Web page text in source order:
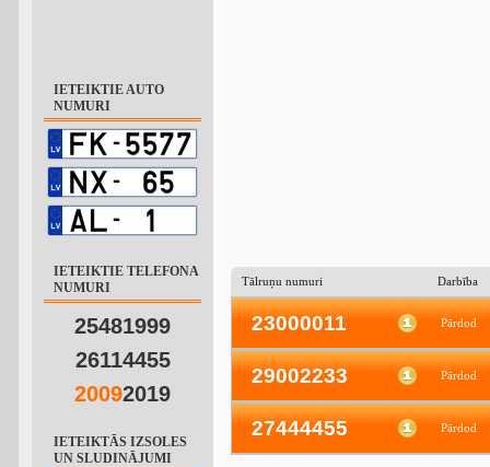
IETEIKTIE AUTO
NUMURI
IETEIKTIE TELEFONA
NUMURI
25481999
26114455
20092019
IETEIKTĀS IZSOLES
UN SLUDINĀJUMI
Tālruņu numuri Darbība
23000011 Pārdod
29002233 Pārdod
27444455 Pārdod